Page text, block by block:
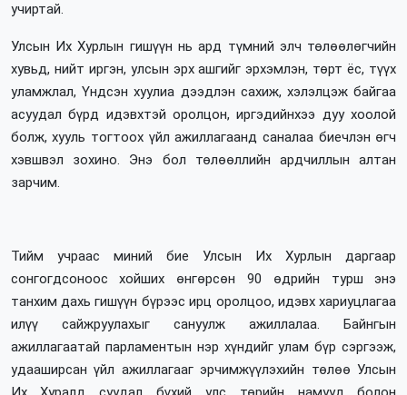
учиртай.
Улсын Их Хурлын гишүүн нь ард түмний элч төлөөлөгчийн
хувьд, нийт иргэн, улсын эрх ашгийг эрхэмлэн, төрт ёс, түүх
уламжлал, Үндсэн хуулиа дээдлэн сахиж, хэлэлцэж байгаа
асуудал бүрд идэвхтэй оролцон, иргэдийнхээ дуу хоолой
болж, хууль тогтоох үйл ажиллагаанд саналаа биечлэн өгч
хэвшвэл зохино. Энэ бол төлөөллийн ардчиллын алтан
зарчим.
Тийм учраас миний бие Улсын Их Хурлын даргаар
сонгогдсоноос хойших өнгөрсөн 90 өдрийн турш энэ
танхим дахь гишүүн бүрээс ирц оролцоо, идэвх хариуцлагаа
илүү сайжруулахыг сануулж ажиллалаа. Байнгын
ажиллагаатай парламентын нэр хүндийг улам бүр сэргээж,
удааширсан үйл ажиллагааг эрчимжүүлэхийн төлөө Улсын